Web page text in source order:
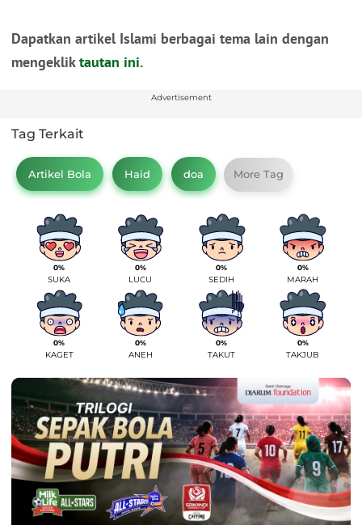
Dapatkan artikel Islami berbagai tema lain dengan
mengekliktautan ini.
Advertisement
Tag Terkait
Artikel Bola Haid doa More Tag
0%
SUKA
0%
LUCU
0%
SEDIH
0%
MARAH
0%
KAGET
0%
ANEH
0%
TAKUT
0%
TAKJUB